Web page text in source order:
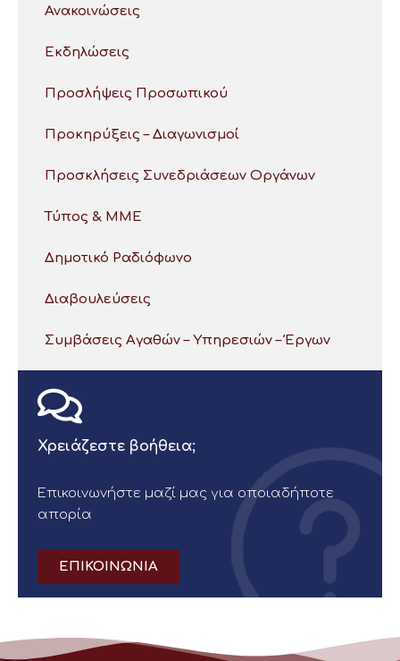
Ανακοινώσεις
Εκδηλώσεις
Προσλήψεις Προσωπικού
Προκηρύξεις – Διαγωνισμοί
Προσκλήσεις Συνεδριάσεων Οργάνων
Τύπος & ΜΜΕ
Δημοτικό Ραδιόφωνο
Διαβουλεύσεις
Συμβάσεις Αγαθών – Υπηρεσιών – Έργων
Χρειάζεστε βοήθεια;
Επικοινωνήστε μαζί μας για οποιαδήποτε
απορία
ΕΠΙΚΟΙΝΩΝΙΑ